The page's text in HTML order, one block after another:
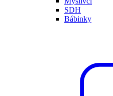
SDH
Bábinky